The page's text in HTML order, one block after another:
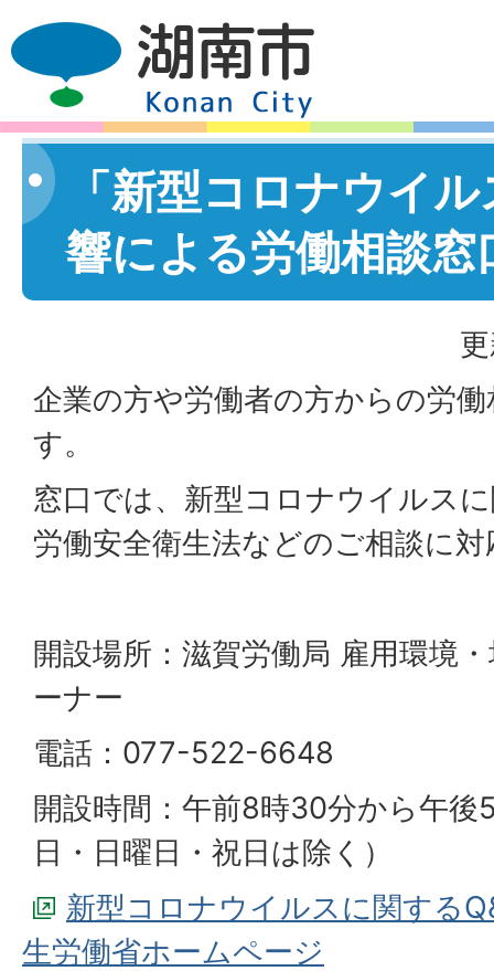
「新型コロナウイ
響による労働相談窓
企業の方や労働者の方からの労
す。
窓口では、新型コロナウイルス
労働安全衛生法などのご相談に
開設場所：滋賀労働局 雇用環境
ーナー
電話：077-522-6648
開設時間：午前8時30分から午後
日・日曜日・祝日は除く）
新型コロナウイルスに関する
生労働省ホームページ